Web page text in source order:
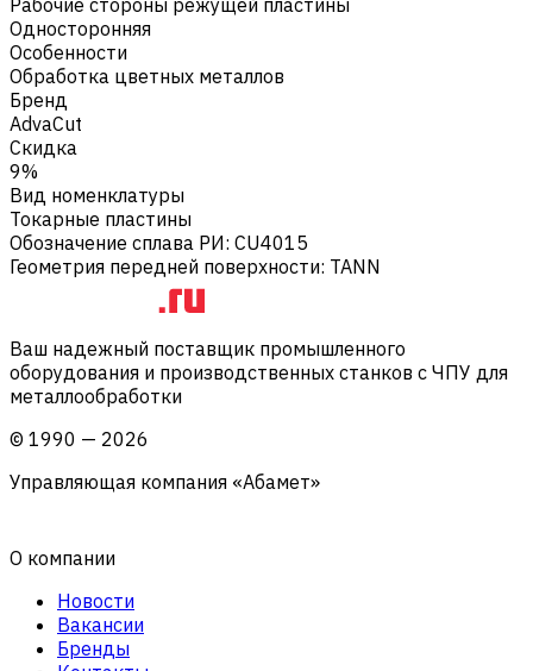
Односторонняя
Особенности
Обработка цветных металлов
Бренд
AdvaCut
Скидка
9%
Вид номенклатуры
Токарные пластины
Обозначение сплава РИ: CU4015
Геометрия передней поверхности: TANN
Ваш надежный поставщик промышленного
оборудования и производственных станков с ЧПУ для
металлообработки
© 1990 — 2026
Управляющая компания «Абамет»
О компании
Новости
Вакансии
Бренды